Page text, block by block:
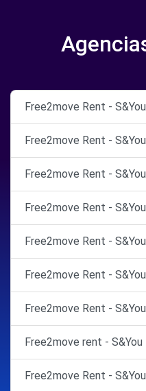
Free2move Rent -
Free2move Rent -
Free2move Rent -
Free2move Rent -
Free2move Rent -
Free2move Rent -
Free2move Rent -
Free2move rent - S&You
Free2move Rent -